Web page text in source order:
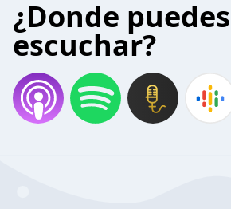
¿Donde puedes
escuchar?